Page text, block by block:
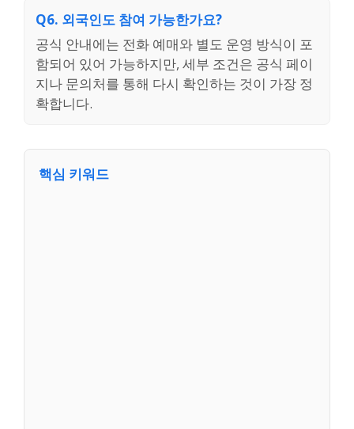
Q6. 외국인도 참여 가능한가요?
공식 안내에는 전화 예매와 별도 운영 방식이 포
함되어 있어 가능하지만, 세부 조건은 공식 페이
지나 문의처를 통해 다시 확인하는 것이 가장 정
확합니다.
핵심 키워드